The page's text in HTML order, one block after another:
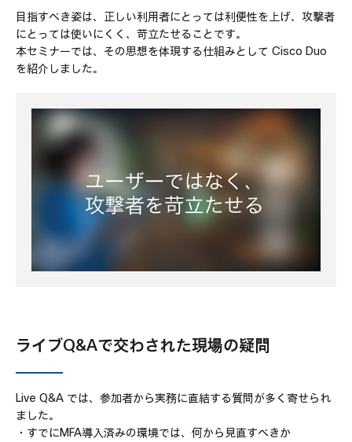
目指すべき姿は、正しい利用者にとっては利便性を上げ、攻撃者
にとっては使いにくく、苛立たせることです。
本セミナーでは、その思想を体現する仕組みとして Cisco Duo
を紹介しました。
ライブQ&Aで交わされた現場の疑問
Live Q&A では、参加者から実務に直結する質問が多く寄せられ
ました。
・すでにMFA導入済みの環境では、何から見直すべきか